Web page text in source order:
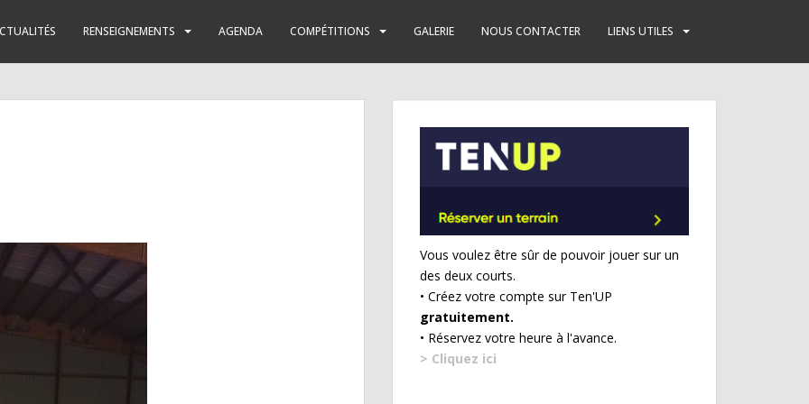
RENSEIGNEMENTS AGENDA COMPÉTITIONS GALERIE NOUS CONTACTER LIENS UTILES
Vous voulez être sûr de pouvoir jouer sur un
des deux courts.
• Créez votre compte sur Ten'UP
gratuitement.
• Réservez votre heure à l'avance.
> Cliquez ici